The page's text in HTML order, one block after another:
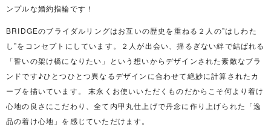
ンプルな婚約指輪です！
BRIDGEのブライダルリングはお互いの歴史を重ねる２人の”はしわた
し”をコンセプトにしています。２人が出会い、揺るぎない絆で結ばれる
「誓いの架け橋になりたい」という想いからデザインされた素敵なブラ
ンドです♪ひとつひとつ異なるデザインに合わせて絶妙に計算されたカ
ーブを描いています。 末永くお使いいただくものだからこそ何より着け
心地の良さにこだわり、全て内甲丸仕上げで丹念に作り上げられた「逸
品の着け心地」を感じていただけます。